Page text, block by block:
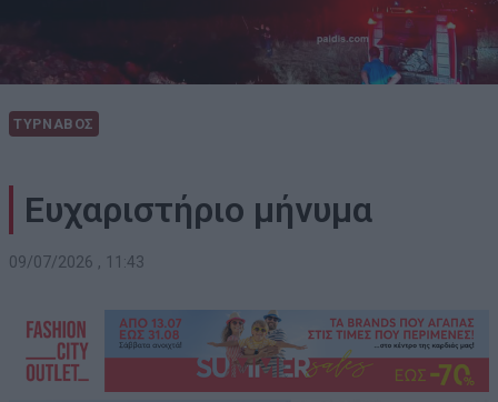
ΤΥΡΝΑΒΟΣ
Ευχαριστήριο μήνυμα
09/07/2026 , 11:43